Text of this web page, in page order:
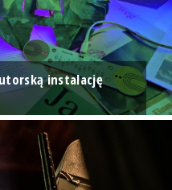
instalację